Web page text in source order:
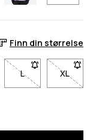
Finn din størrelse
M er ikke
L- Størrelse L er
XL
-